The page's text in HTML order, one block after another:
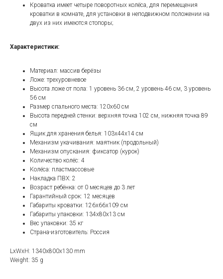
Кроватка имеет четыре поворотных колёса, для перемещения
кроватки в комнате, для установки в неподвижном положении на
двух из них имеются стопоры;
Характеристики:
Материал: массив берёзы
Ложе: трехуровневое
Высота ложе от пола: 1 уровень 36 см, 2 уровень 46 см, 3 уровень
56 см
Размер спального места: 120х60 см
Высота передней стенки: верхняя точка 102 см, нижняя точка 89
см
Ящик для хранения белья: 103х44х14 см
Механизм укачивания: маятник (продольный)
Механизм опускания: фиксатор (курок)
Количество колёс: 4
Колёса: пластмассовые
Накладка ПВХ: 2
Возраст ребёнка: от 0 месяцев до 3 лет
Гарантийный срок: 12 месяцев
Габариты кроватки: 126х66х109 см
Габариты упаковки: 134х80х13 см
Вес упаковки: 35 кг
Страна-изготовитель: Россия
LxWxH: 1340x800x130 mm
Weight: 35 g